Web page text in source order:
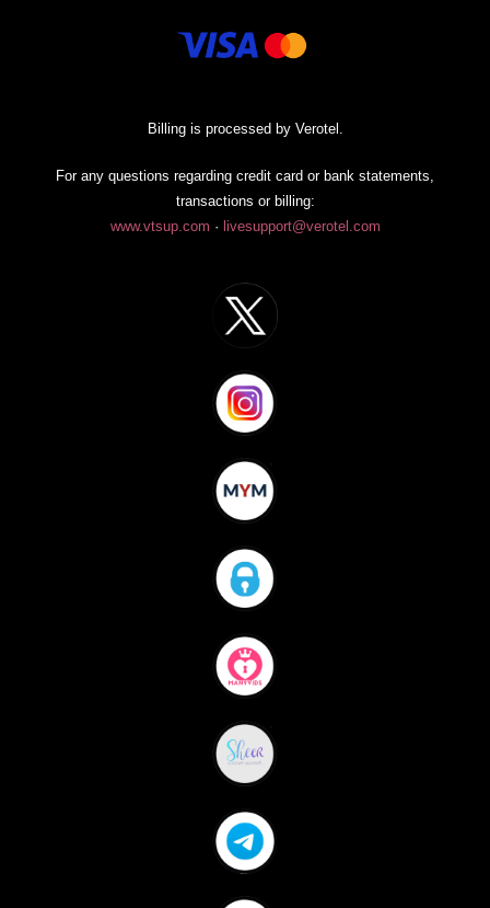
Billing is processed by Verotel.
For any questions regarding credit card or bank statements,
transactions or billing:
www.vtsup.com · livesupport@verotel.com